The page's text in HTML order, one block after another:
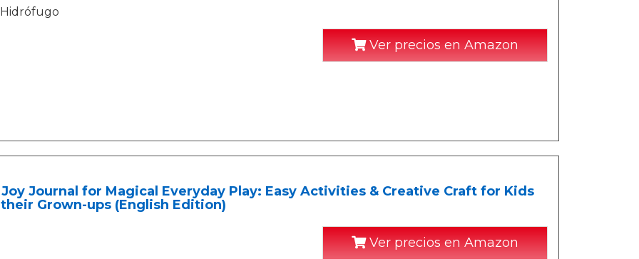
Hidrófugo
Ver precios en Amazon
Journal for Magical Everyday Play: Easy Activities & Creative Craft for Kids
Grown-ups (English Edition)
Ver precios en Amazon